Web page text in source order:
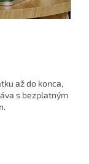
až do konca,
s bezplatným